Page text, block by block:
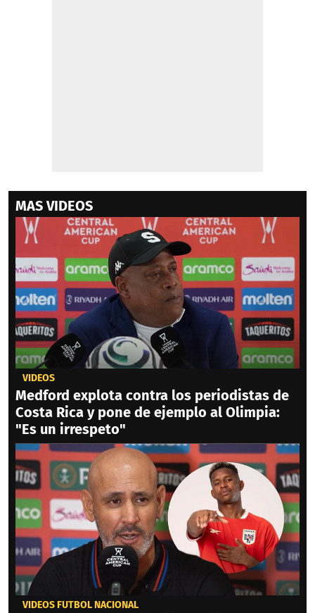
MAS VIDEOS
VIDEOS
Medford explota contra los periodistas de
Costa Rica y pone de ejemplo al Olimpia:
"Es un irrespeto"
VIDEOS FÚTBOL NACIONAL